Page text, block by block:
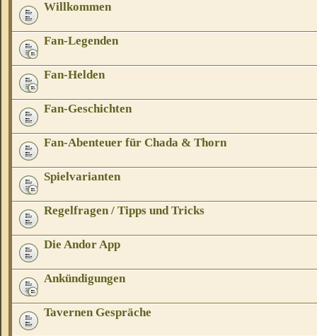
Willkommen
Fan-Legenden
Fan-Helden
Fan-Geschichten
Fan-Abenteuer für Chada & Thorn
Spielvarianten
Regelfragen / Tipps und Tricks
Die Andor App
Ankündigungen
Tavernen Gespräche